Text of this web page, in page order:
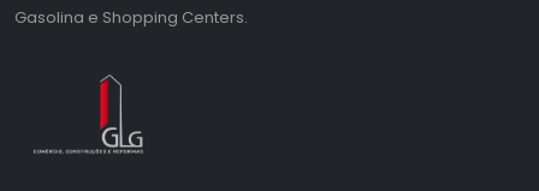
Gasolina e Shopping Centers.